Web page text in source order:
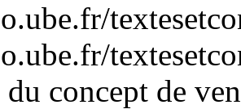
concept de